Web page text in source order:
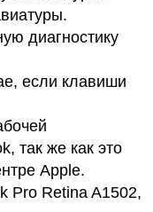
диагностику
если клавиши
так же как это
Apple.
Pro Retina A1502,